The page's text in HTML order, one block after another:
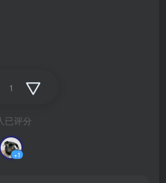
1
已评分
+1